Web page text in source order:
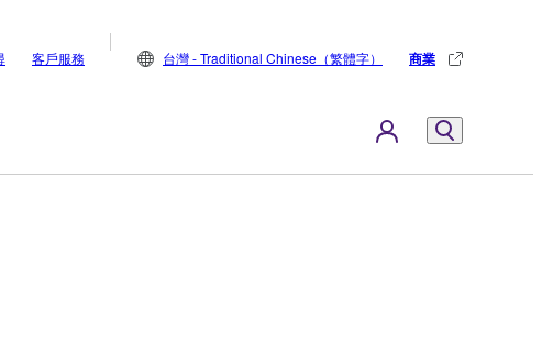
客戶服務 台灣 - Traditional Chinese（繁體字） 商業